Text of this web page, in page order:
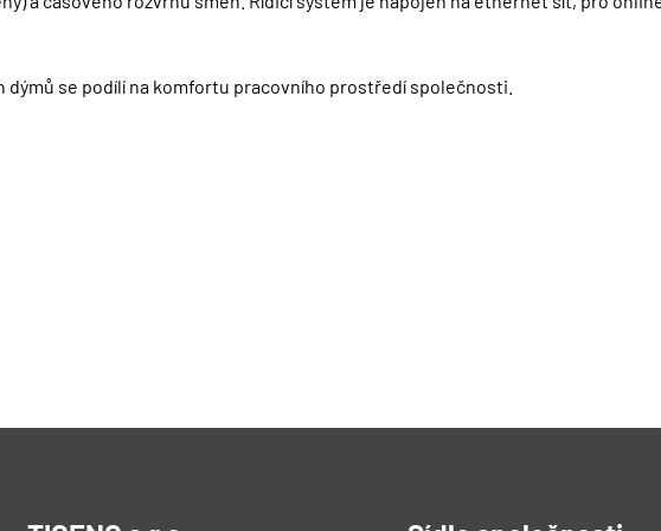
dýmů se podílí na komfortu pracovního prostředí společnosti.